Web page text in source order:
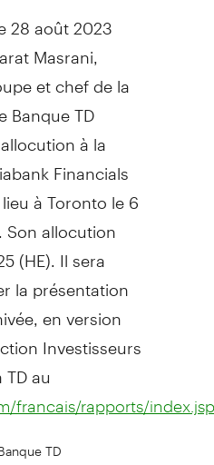
28 août 2023
Masrani,
et chef de la
TD
à la
Financials
àTorontole 6
allocution
(HE). Il sera
la présentation
en version
Investisseurs
au
francais/rapports/index.jsp
TD